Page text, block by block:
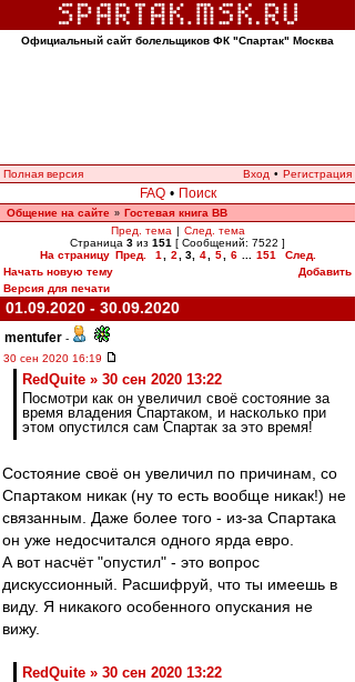
Официальный сайт болельщиков ФК "Спартак" Москва
Полная версия Вход • Регистрация
FAQ • Поиск
Общение на сайте » Гостевая книга ВВ
Пред. тема | След. тема
Страница 3 из 151 [ Сообщений: 7522 ]
На страницу Пред. 1 2 3, 4 5 6 151
След.
Начать новую тему
Добавить
Версия для печати
01.09.2020 - 30.09.2020
mentufer -
30 сен 2020 16:19
RedQuite » 30 сен 2020 13:22
Посмотри как он увеличил своё состояние за
время владения Спартаком, и насколько при
этом опустился сам Спартак за это время!
Состояние своё он увеличил по причинам, со
Спартаком никак (ну то есть вообще никак!) не
связанным. Даже более того - из-за Спартака
он уже недосчитался одного ярда евро.
А вот насчёт "опустил" - это вопрос
дискуссионный. Расшифруй, что ты имеешь в
виду. Я никакого особенного опускания не
вижу.
RedQuite » 30 сен 2020 13:22